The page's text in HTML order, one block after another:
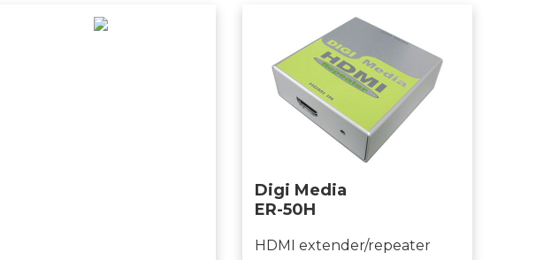
Digi Media
ER-50H
HDMI extender/repeater